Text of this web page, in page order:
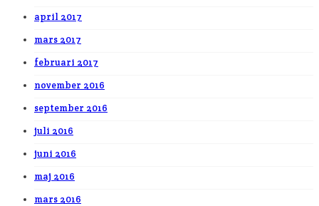
april 2017
mars 2017
februari 2017
november 2016
september 2016
juli 2016
juni 2016
maj 2016
mars 2016